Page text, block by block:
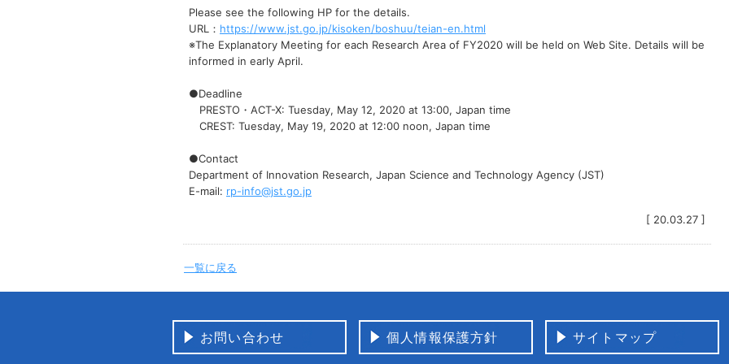
Please see the following HP for the details.
URL： https://www.jst.go.jp/kisoken/boshuu/teian-en.html
※The Explanatory Meeting for each Research Area of FY2020 will be held on Web Site. Details will be
informed in early April.
●Deadline
PRESTO・ACT-X: Tuesday, May 12, 2020 at 13:00, Japan time
CREST: Tuesday, May 19, 2020 at 12:00 noon, Japan time
●Contact
Department of Innovation Research, Japan Science and Technology Agency (JST)
E-mail: rp-info@jst.go.jp
[ 20.03.27 ]
一覧に戻る
お問い合わせ 個人情報保護方針 サイトマップ